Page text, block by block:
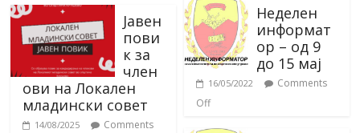
Јавен
пови
к за
член
ови на Локален
младински совет
14/08/2025
Comments
Неделен
информат
ор – од 9
до 15 мај
16/05/2022
Comments
Off